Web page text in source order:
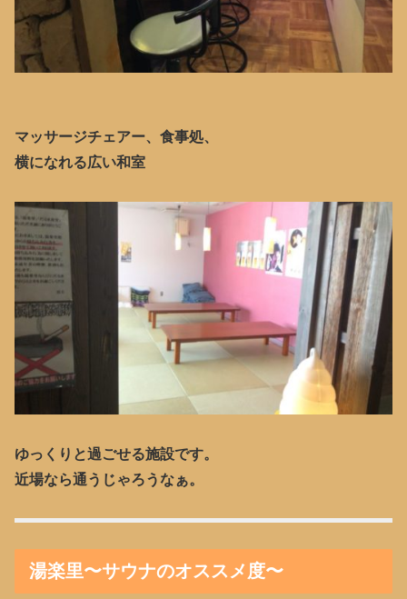
マッサージチェアー、食事処、
横になれる広い和室
ゆっくりと過ごせる施設です。
近場なら通うじゃろうなぁ。
湯楽里〜サウナのオススメ度〜